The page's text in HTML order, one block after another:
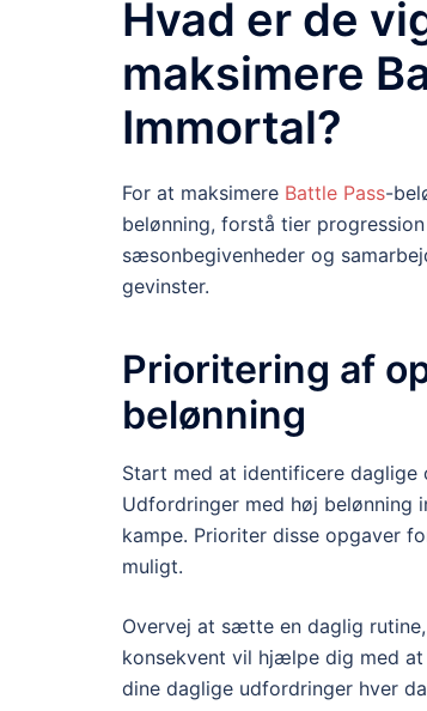
Hvad er de
maksimere
Immortal?
For at maksimere Battle Pass-
belønning, forstå tier
sæsonbegivenheder og
gevinster.
Prioritering af
belønning
Start med at identificere daglige
Udfordringer med høj belønning
kampe. Prioriter disse opgaver
muligt.
Overvej at sætte en daglig
konsekvent vil hjælpe dig med
dine daglige udfordringer hver